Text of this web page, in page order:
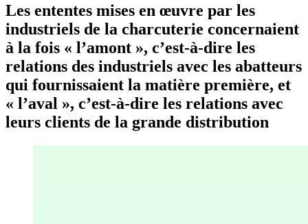
Les ententes mises en œuvre par les
industriels de la charcuterie concernaient
à la fois « l’amont », c’est-à-dire les
relations des industriels avec les abatteurs
qui fournissaient la matière première, et
« l’aval », c’est-à-dire les relations avec
leurs clients de la grande distribution